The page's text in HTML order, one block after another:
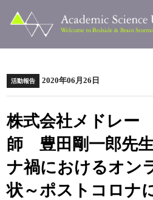
活動報告 2020年06月26日
株式会社メドレー
師 豊田剛一郎先
ナ禍におけるオン
状～ポストコロナ